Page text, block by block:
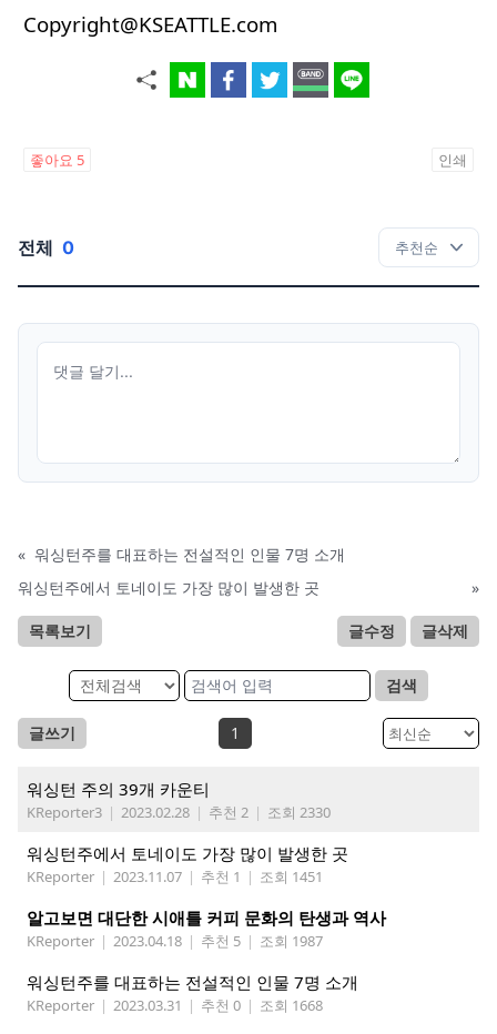
Copyright@KSEATTLE.com
좋아요 5 인쇄
전체 0
« 워싱턴주를 대표하는 전설적인 인물 7명 소개
워싱턴주에서 토네이도 가장 많이 발생한 곳
»
목록보기 글수정 글삭제
검색
글쓰기 1
워싱턴 주의 39개 카운티
KReporter3 | 2023.02.28 | 추천 2 | 조회 2330
워싱턴주에서 토네이도 가장 많이 발생한 곳
KReporter | 2023.11.07 | 추천 1 | 조회 1451
알고보면 대단한 시애틀 커피 문화의 탄생과 역사
KReporter | 2023.04.18 | 추천 5 | 조회 1987
워싱턴주를 대표하는 전설적인 인물 7명 소개
KReporter | 2023.03.31 | 추천 0 | 조회 1668